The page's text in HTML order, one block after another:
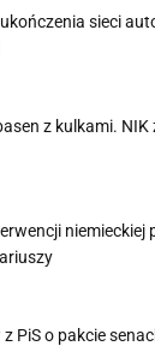
sieci
z kulkami.
niemieckiej
PiS o pakcie